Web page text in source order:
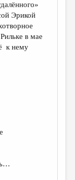
Эрикой
в мае
к нему